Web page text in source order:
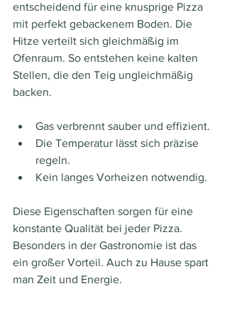
entscheidend für eine knusprige Pizza
mit perfekt gebackenem Boden. Die
Hitze verteilt sich gleichmäßig im
Ofenraum. So entstehen keine kalten
Stellen, die den Teig ungleichmäßig
backen.
Gas verbrennt sauber und effizient.
Die Temperatur lässt sich präzise
regeln.
Kein langes Vorheizen notwendig.
Diese Eigenschaften sorgen für eine
konstante Qualität bei jeder Pizza.
Besonders in der Gastronomie ist das
ein großer Vorteil. Auch zu Hause spart
man Zeit und Energie.